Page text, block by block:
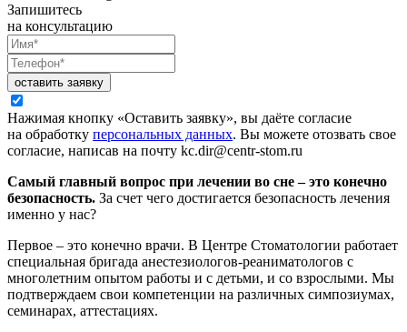
Запишитесь
на консультацию
оставить заявку
Нажимая кнопку «Оставить заявку», вы даёте согласие
на обработку персональных данных. Вы можете отозвать свое
согласие, написав на почту kc.dir@centr-stom.ru
Самый главный вопрос при лечении во сне – это конечно
безопасность. За счет чего достигается безопасность лечения
именно у нас?
Первое – это конечно врачи. В Центре Стоматологии работает
специальная бригада анестезиологов-реаниматологов с
многолетним опытом работы и с детьми, и со взрослыми. Мы
подтверждаем свои компетенции на различных симпозиумах,
семинарах, аттестациях.